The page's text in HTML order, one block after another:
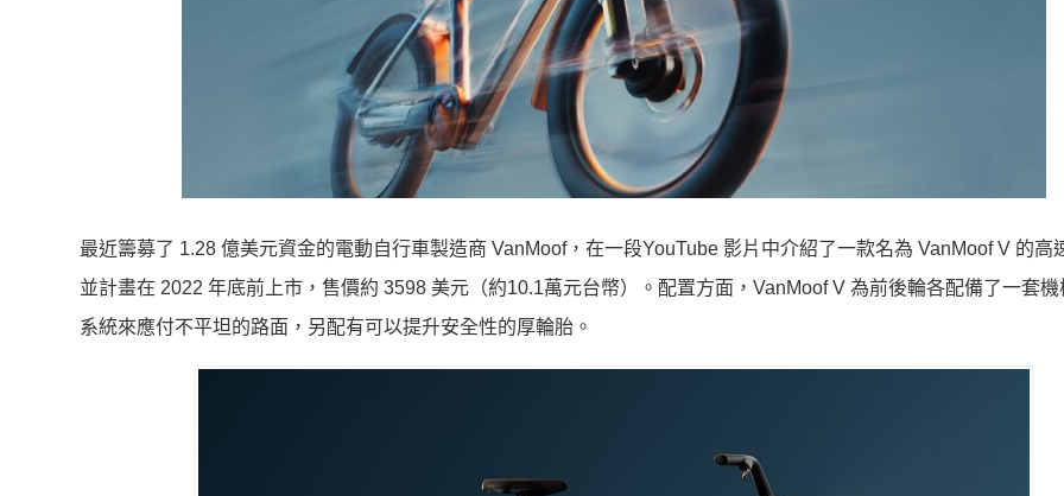
最近籌募了 1.28 億美元資金的電動自行車製造商 VanMoof，在一段YouTube 影片中介紹了一款名為 VanMoof V 的高
並計畫在 2022 年底前上市，售價約 3598 美元（約10.1萬元台幣）。配置方面，VanMoof V 為前後輪各配備了一套機
系統來應付不平坦的路面，另配有可以提升安全性的厚輪胎。